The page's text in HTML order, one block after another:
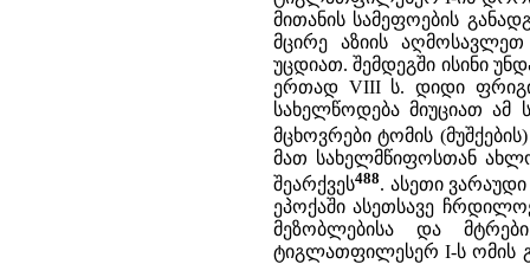
მითანის სამეფოების
მცირე აზიის
უცდიათ. შემდეგში ისინი
ერთად VIII ს. დიდი
სახელწოდება მიუციათ
მცხოვრები ტომის
მათ სახელმწიფოსთან
შეარქვეს488. ასეთი
ეპოქაში ასეთსავე
მეზობლებისა და
ტიგლათფილესერ I-ს ომის